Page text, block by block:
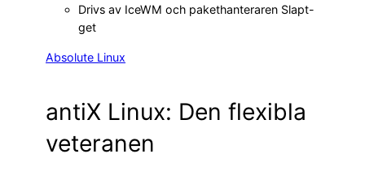
Drivs av IceWM och pakethanteraren Slapt-
get
Absolute Linux
antiX Linux: Den flexibla
veteranen